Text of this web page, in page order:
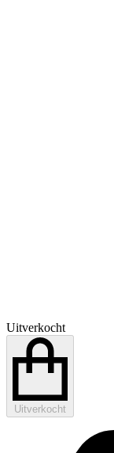
Uitverkocht
Uitverkocht